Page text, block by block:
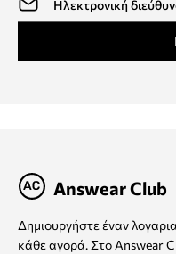
Answear Club
Δημιουργήστε έναν
κάθε αγορά. Στο Answear